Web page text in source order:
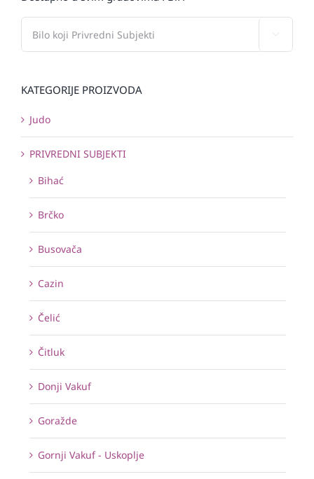
KATEGORIJE PROIZVODA
Judo
PRIVREDNI SUBJEKTI
Bihać
Brčko
Busovača
Cazin
Čelić
Čitluk
Donji Vakuf
Goražde
Gornji Vakuf - Uskoplje